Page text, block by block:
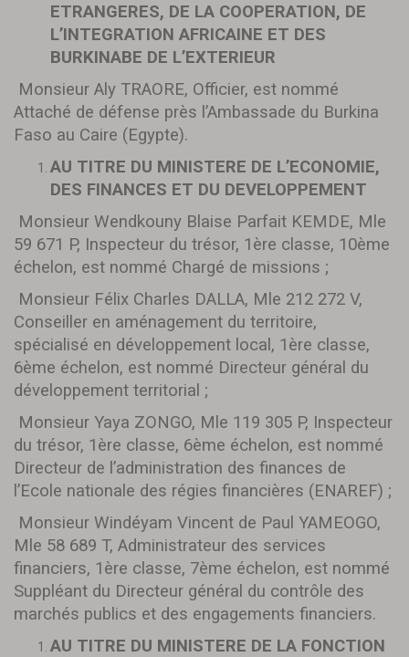
ETRANGERES, DE LA COOPERATION, DE
L’INTEGRATION AFRICAINE ET DES
BURKINABE DE L’EXTERIEUR
Monsieur Aly TRAORE, Officier, est nommé
Attaché de défense près l’Ambassade du Burkina
Faso au Caire (Egypte).
AU TITRE DU MINISTERE DE L’ECONOMIE,
DES FINANCES ET DU DEVELOPPEMENT
Monsieur Wendkouny Blaise Parfait KEMDE, Mle
59 671 P, Inspecteur du trésor, 1ère classe, 10ème
échelon, est nommé Chargé de missions ;
Monsieur Félix Charles DALLA, Mle 212 272 V,
Conseiller en aménagement du territoire,
spécialisé en développement local, 1ère classe,
6ème échelon, est nommé Directeur général du
développement territorial ;
Monsieur Yaya ZONGO, Mle 119 305 P, Inspecteur
du trésor, 1ère classe, 6ème échelon, est nommé
Directeur de l’administration des finances de
l’Ecole nationale des régies financières (ENAREF) ;
Monsieur Windéyam Vincent de Paul YAMEOGO,
Mle 58 689 T, Administrateur des services
financiers, 1ère classe, 7ème échelon, est nommé
Suppléant du Directeur général du contrôle des
marchés publics et des engagements financiers.
AU TITRE DU MINISTERE DE LA FONCTION